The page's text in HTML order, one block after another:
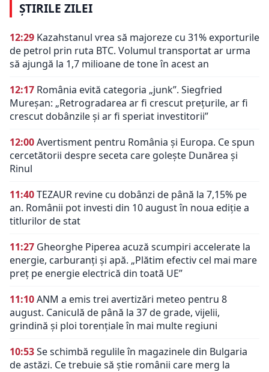
ȘTIRILE ZILEI
12:29 Kazahstanul vrea să majoreze cu 31% exporturile
de petrol prin ruta BTC. Volumul transportat ar urma
să ajungă la 1,7 milioane de tone în acest an
12:17 România evită categoria „junk”. Siegfried
Mureșan: „Retrogradarea ar fi crescut preţurile, ar fi
crescut dobânzile şi ar fi speriat investitorii”
12:00Avertisment pentru România și Europa. Ce spun
cercetătorii despre seceta care golește Dunărea și
Rinul
11:40TEZAUR revine cu dobânzi de până la 7,15% pe
an. Românii pot investi din 10 august în noua ediție a
titlurilor de stat
11:27 Gheorghe Piperea acuză scumpiri accelerate la
energie, carburanți și apă. „Plătim efectiv cel mai mare
preț pe energie electrică din toată UE”
11:10ANM a emis trei avertizări meteo pentru 8
august. Caniculă de până la 37 de grade, vijelii,
grindină și ploi torențiale în mai multe regiuni
10:53Se schimbă regulile în magazinele din Bulgaria
de astăzi. Ce trebuie să știe românii care merg la